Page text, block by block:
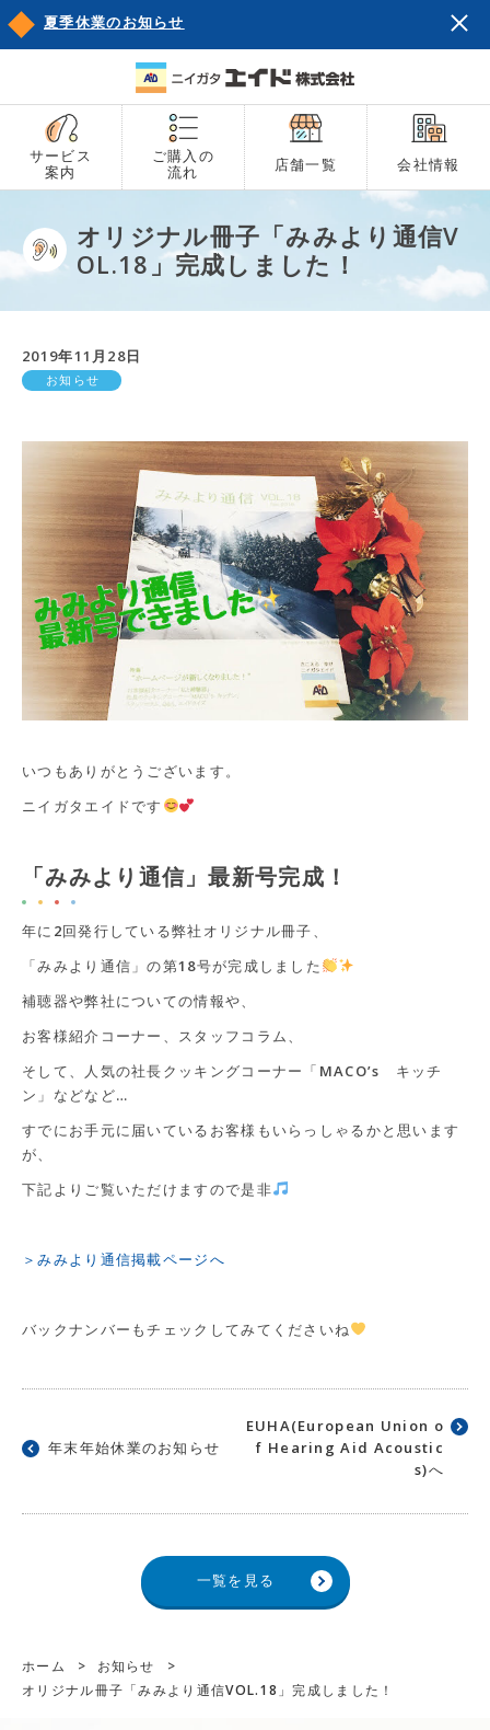
夏季休業のお知らせ
サービス
案内
ご購入の
流れ
店舗一覧 会社情報
オリジナル冊子「みみより通信V
OL.18」完成しました！
2019年11月28日
お知らせ
いつもありがとうございます。
ニイガタエイドです
「みみより通信」最新号完成！
年に2回発行している弊社オリジナル冊子、
「みみより通信」の第18号が完成しました
補聴器や弊社についての情報や、
お客様紹介コーナー、スタッフコラム、
そして、人気の社長クッキングコーナー「MACO’s キッチ
ン」などなど…
すでにお手元に届いているお客様もいらっしゃるかと思います
が、
下記よりご覧いただけますので是非
＞みみより通信掲載ページへ
バックナンバーもチェックしてみてくださいね
年末年始休業のお知らせ
EUHA(European Union o
f Hearing Aid Acoustic
s)へ
一覧を見る
ホーム > お知らせ
>
オリジナル冊子「みみより通信VOL.18」完成しました！